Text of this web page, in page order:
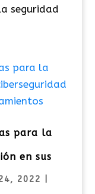
seguridad
para la
en sus
2022